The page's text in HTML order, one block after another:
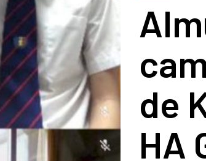
de
HA